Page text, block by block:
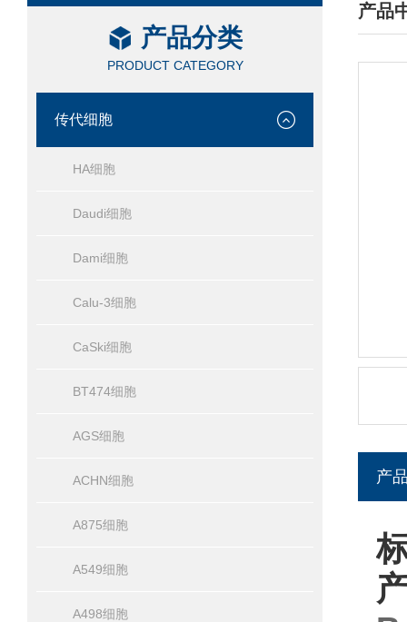
产品分类
PRODUCT CATEGORY
传代细胞
HA细胞
Daudi细胞
Dami细胞
Calu-3细胞
CaSki细胞
BT474细胞
AGS细胞
ACHN细胞
A875细胞
A549细胞
A498细胞
产品
/
产